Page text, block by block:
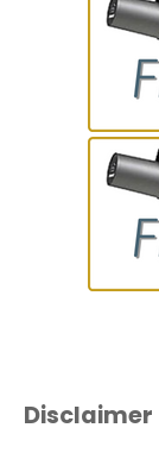
Disclaimer